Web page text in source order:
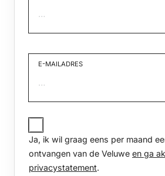
E-MAILADRES
JA,
IK
WIL
GRAAG
EENS
PER
Ja, ik wil graag eens per maand
ontvangen van de Veluwe en ga
privacystatement.